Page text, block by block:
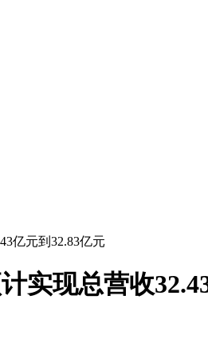
亿元到32.83亿元
实现总营收